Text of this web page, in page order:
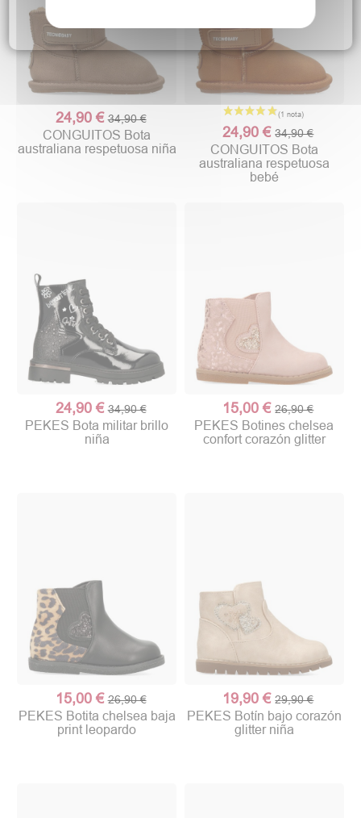
24,90 € 34,90 €
CONGUITOS Bota
australiana respetuosa niña
24,90 € 34,90 €
CONGUITOS Bota
australiana respetuosa
bebé
24,90 € 34,90 €
PEKES Bota militar brillo
niña
15,00 € 26,90 €
PEKES Botines chelsea
confort corazón glitter
15,00 € 26,90 €
PEKES Botita chelsea baja
print leopardo
19,90 € 29,90 €
PEKES Botín bajo corazón
glitter niña